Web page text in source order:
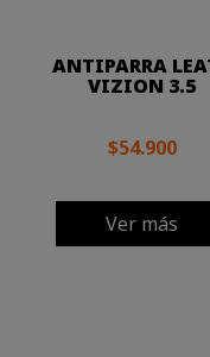
ANTIPARRA
VIZION 3.5
$54.900
Ver más